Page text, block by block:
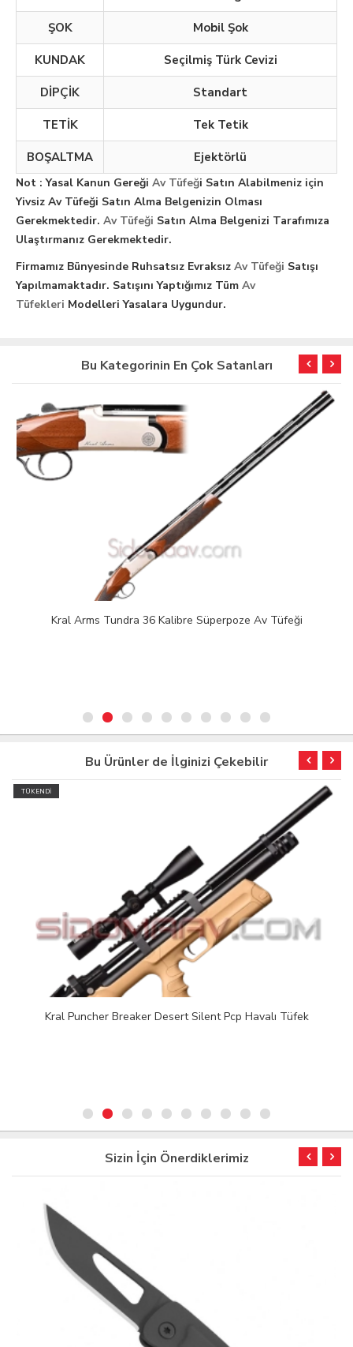
ŞOK Mobil Şok
KUNDAK Seçilmiş Türk Cevizi
DİPÇİK Standart
TETİK Tek Tetik
BOŞALTMA Ejektörlü
Not : Yasal Kanun Gereği Av Tüfeği Satın Alabilmeniz için
Yivsiz Av Tüfeği Satın Alma Belgenizin Olması
Gerekmektedir. Av Tüfeği Satın Alma Belgenizi Tarafımıza
Ulaştırmanız Gerekmektedir.
Firmamız Bünyesinde Ruhsatsız Evraksız Av Tüfeği Satışı
Yapılmamaktadır. Satışını Yaptığımız Tüm Av
Tüfekleri Modelleri Yasalara Uygundur.
Bu Kategorinin En Çok Satanları
Kral Arms Tundra 36 Kalibre Süperpoze Av Tüfeği
Bu Ürünler de İlginizi Çekebilir
TÜKENDİ
Kral Puncher Breaker Desert Silent Pcp Havalı Tüfek
Sizin İçin Önerdiklerimiz